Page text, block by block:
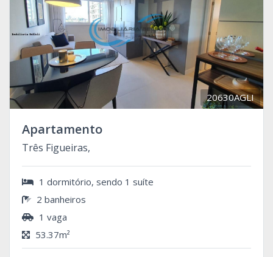
20630AGLI
Apartamento
Três Figueiras,
1 dormitório, sendo 1 suíte
2 banheiros
1 vaga
53.37m²